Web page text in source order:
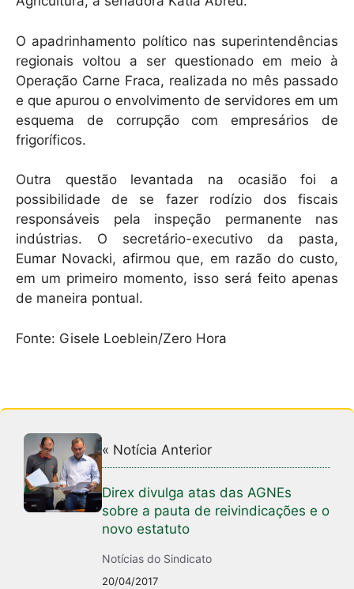
O apadrinhamento político nas superintendências
regionais voltou a ser questionado em meio à
Operação Carne Fraca, realizada no mês passado
e que apurou o envolvimento de servidores em um
esquema de corrupção com empresários de
frigoríficos.
Outra questão levantada na ocasião foi a
possibilidade de se fazer rodízio dos fiscais
responsáveis pela inspeção permanente nas
indústrias. O secretário-executivo da pasta,
Eumar Novacki, afirmou que, em razão do custo,
em um primeiro momento, isso será feito apenas
de maneira pontual.
Fonte: Gisele Loeblein/Zero Hora
« Notícia Anterior
Direx divulga atas das AGNEs
sobre a pauta de reivindicações e o
novo estatuto
Notícias do Sindicato
20/04/2017